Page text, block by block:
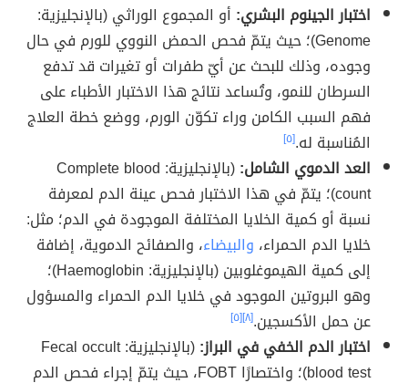
اختبار الجينوم البشري: أو المجموع الوراثي (بالإنجليزية:
Genome)؛ حيث يتمّ فحص الحمض النووي للورم في حال
وجوده، وذلك للبحث عن أيّ طفرات أو تغيرات قد تدفع
السرطان للنمو، وتُساعد نتائج هذا الاختبار الأطباء على
فهم السبب الكامن وراء تكوّن الورم، ووضع خطة العلاج
المُناسبة له.[٥]
العد الدموي الشامل:
(بالإنجليزية: Complete blood
count)؛ يتمّ في هذا الاختبار فحص عينة الدم لمعرفة
نسبة أو كمية الخلايا المختلفة الموجودة في الدم؛ مثل:
خلايا الدم الحمراء، والبيضاء، والصفائح الدموية، إضافة
إلى كمية الهيموغلوبين (بالإنجليزية: Haemoglobin)؛
وهو البروتين الموجود في خلايا الدم الحمراء والمسؤول
عن حمل الأكسجين.[٨] [٥]
اختبار الدم الخفي في البراز:
(بالإنجليزية: Fecal occult
blood test)؛ واختصارًا FOBT، حيث يتمّ إجراء فحص الدم